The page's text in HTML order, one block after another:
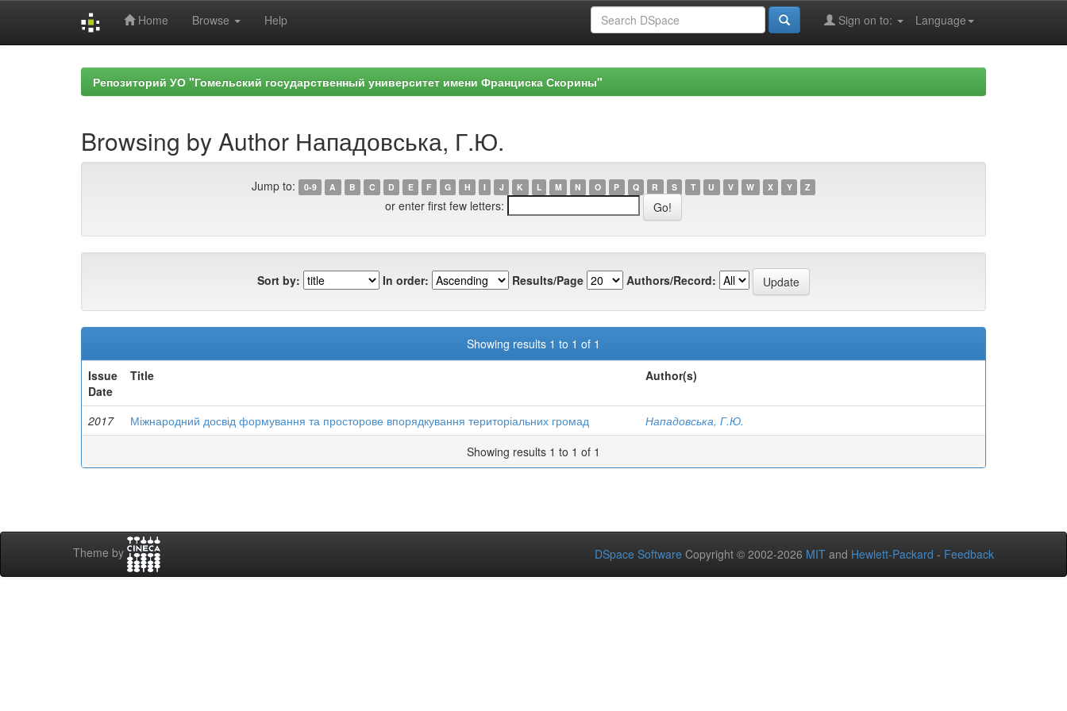
Home Browse Help Language
Sign on to:
Репозиторий УО "Гомельский государственный университет имени Франциска Скорины"
Browsing by Author Нападовська, Г.Ю.
Jump to: 0-9 A B C D E F G H I J K L M N O P Q R S T U V W X Y Z
or enter first few letters:
Sort by: In order: Results/Page Authors/Record:
Showing results 1 to 1 of 1
Issue
Date
Title Author(s)
2017 Міжнародний досвід формування та просторове впорядкування територіальних громад
Нападовська, Г.Ю.
Showing results 1 to 1 of 1
Theme by DSpace Software Copyright © 2002-2026 MIT and Hewlett-Packard - Feedback